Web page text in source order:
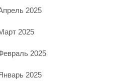
2025
2025
2025
2025